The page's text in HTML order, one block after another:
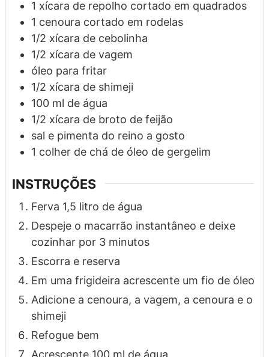
1 xícara de repolho cortado em quadrados
1 cenoura cortado em rodelas
1/2 xícara de cebolinha
1/2 xícara de vagem
óleo para fritar
1/2 xícara de shimeji
100 ml de água
1/2 xícara de broto de feijão
sal e pimenta do reino a gosto
1 colher de chá de óleo de gergelim
INSTRUÇÕES
Ferva 1,5 litro de água
Despeje o macarrão instantâneo e deixe
cozinhar por 3 minutos
Escorra e reserva
Em uma frigideira acrescente um fio de óleo
Adicione a cenoura, a vagem, a cenoura e o
shimeji
Refogue bem